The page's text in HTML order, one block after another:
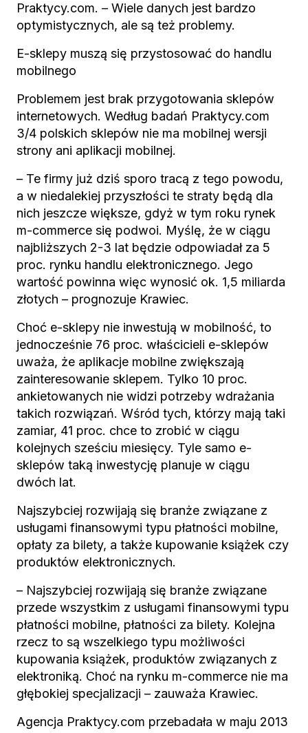
Praktycy.com. – Wiele danych jest bardzo
optymistycznych, ale są też problemy.
E-sklepy muszą się przystosować do handlu
mobilnego
Problemem jest brak przygotowania sklepów
internetowych. Według badań Praktycy.com
3/4 polskich sklepów nie ma mobilnej wersji
strony ani aplikacji mobilnej.
– Te firmy już dziś sporo tracą z tego powodu,
a w niedalekiej przyszłości te straty będą dla
nich jeszcze większe, gdyż w tym roku rynek
m-commerce się podwoi. Myślę, że w ciągu
najbliższych 2-3 lat będzie odpowiadał za 5
proc. rynku handlu elektronicznego. Jego
wartość powinna więc wynosić ok. 1,5 miliarda
złotych – prognozuje Krawiec.
Choć e-sklepy nie inwestują w mobilność, to
jednocześnie 76 proc. właścicieli e-sklepów
uważa, że aplikacje mobilne zwiększają
zainteresowanie sklepem. Tylko 10 proc.
ankietowanych nie widzi potrzeby wdrażania
takich rozwiązań. Wśród tych, którzy mają taki
zamiar, 41 proc. chce to zrobić w ciągu
kolejnych sześciu miesięcy. Tyle samo e-
sklepów taką inwestycję planuje w ciągu
dwóch lat.
Najszybciej rozwijają się branże związane z
usługami finansowymi typu płatności mobilne,
opłaty za bilety, a także kupowanie książek czy
produktów elektronicznych.
– Najszybciej rozwijają się branże związane
przede wszystkim z usługami finansowymi typu
płatności mobilne, płatności za bilety. Kolejna
rzecz to są wszelkiego typu możliwości
kupowania książek, produktów związanych z
elektroniką. Choć na rynku m-commerce nie ma
głębokiej specjalizacji – zauważa Krawiec.
Agencja Praktycy.com przebadała w maju 2013